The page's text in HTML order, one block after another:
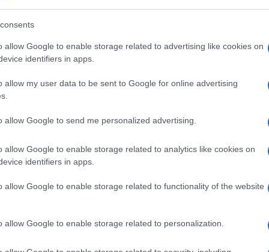
allow Google to enable storage related to advertising like cookies on
identifiers in apps.
allow my user data to be sent to Google for online advertising
allow Google to send me personalized advertising.
allow Google to enable storage related to analytics like cookies on
identifiers in apps.
allow Google to enable storage related to functionality of the website
allow Google to enable storage related to personalization.
voor traditionele financiële systemen. Banken
nieuwe realiteit aan. Zo bieden sommige banken
van bitcoins en het beheren van digitale
de groeiende acceptatie van bitcoin als een